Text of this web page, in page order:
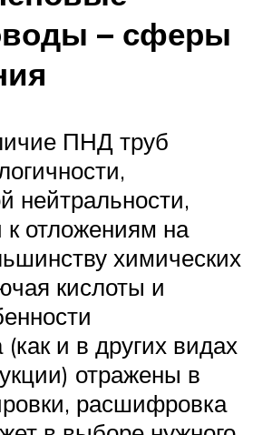
– сферы
ПНД труб
нейтральности,
к отложениям на
химических
кислоты и
и в других видах
отражены в
расшифровка